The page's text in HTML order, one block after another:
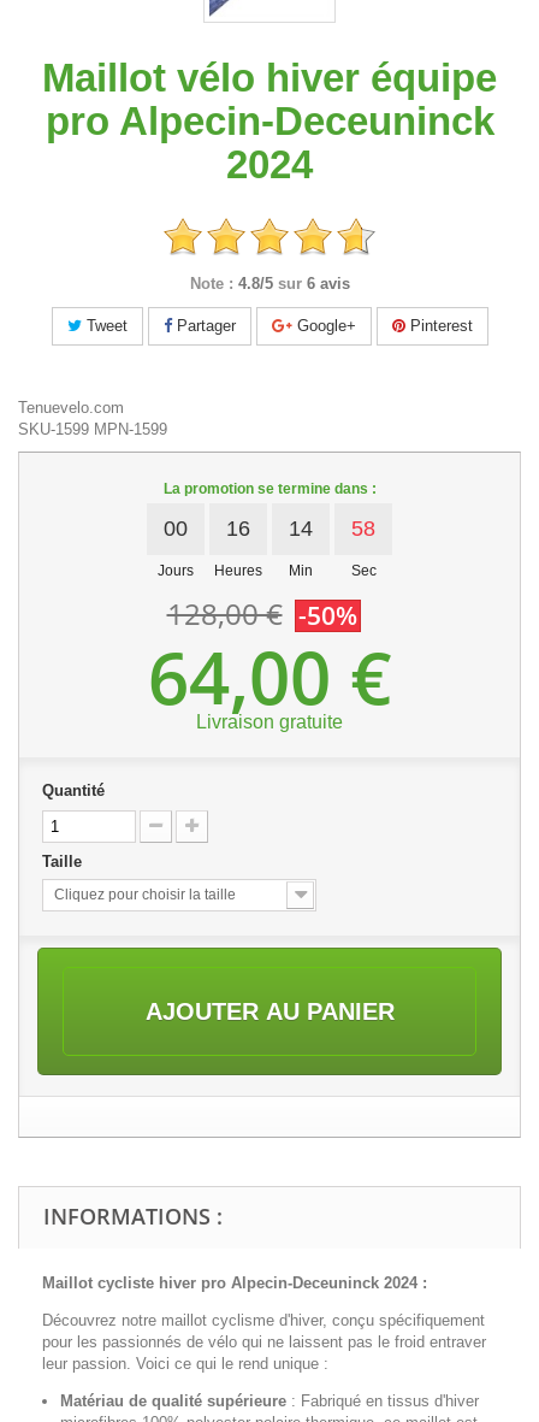
Maillot vélo hiver équipe
pro Alpecin-Deceuninck
2024
Note : 4.8/5 sur 6 avis
Tweet Partager Google+ Pinterest
Tenuevelo.com
SKU-1599 MPN-1599
La promotion se termine dans :
00
Jours
16
Heures
14
Min
58
Sec
128,00 € -50%
64,00 €
Livraison gratuite
Quantité
Taille
Cliquez pour choisir la taille
AJOUTER AU PANIER
INFORMATIONS :
Maillot cycliste hiver pro Alpecin-Deceuninck 2024 :
Découvrez notre maillot cyclisme d'hiver, conçu spécifiquement
pour les passionnés de vélo qui ne laissent pas le froid entraver
leur passion. Voici ce qui le rend unique :
Matériau de qualité supérieure : Fabriqué en tissus d'hiver